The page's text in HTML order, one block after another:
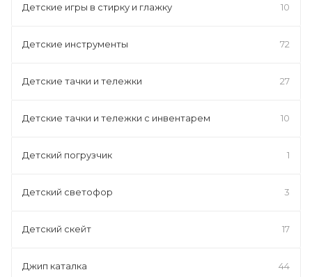
Детские игры в стирку и глажку 10
Детские инструменты 72
Детские тачки и тележки 27
Детские тачки и тележки с инвентарем 10
Детский погрузчик 1
Детский светофор 3
Детский скейт 17
Джип каталка 44